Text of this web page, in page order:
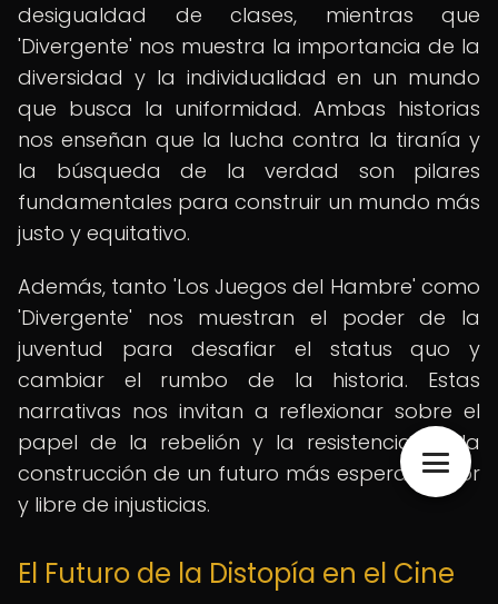
desigualdad de clases, mientras que
'Divergente' nos muestra la importancia de la
diversidad y la individualidad en un mundo
que busca la uniformidad. Ambas historias
nos enseñan que la lucha contra la tiranía y
la búsqueda de la verdad son pilares
fundamentales para construir un mundo más
justo y equitativo.
Además, tanto 'Los Juegos del Hambre' como
'Divergente' nos muestran el poder de la
juventud para desafiar el status quo y
cambiar el rumbo de la historia. Estas
narrativas nos invitan a reflexionar sobre el
papel de la rebelión y la resistencia en la
construcción de un futuro más esperanzador
y libre de injusticias.
El Futuro de la Distopía en el Cine